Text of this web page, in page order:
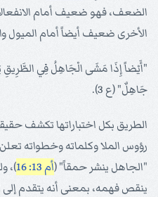
الضعف، فهو ضعيف أمام
الأخرى ضعيف أيضاً أمام الميول
"أَيْضاً إِذَا مَشَى الْجَاهِلُ فِي
جَاهِلٌ" (ع 3).
الطريق بكل اختباراتها تكشف
رؤوس الملا وكلماته وخطواته
"الجاهل ينشر حمقاً" (أم 13: 16
)،
ينقص فهمه، بمعنى أنه يتقدم إلى